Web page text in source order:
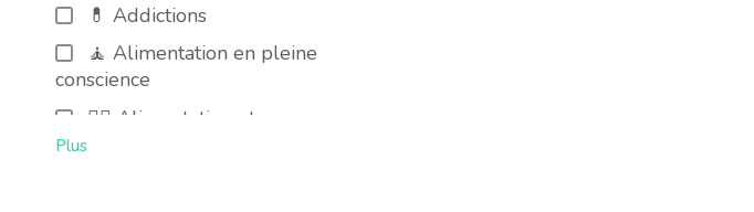
💊 Addictions
🧘 Alimentation en pleine
conscience
🧑‍⚕️ Alimentation et cancer
Plus